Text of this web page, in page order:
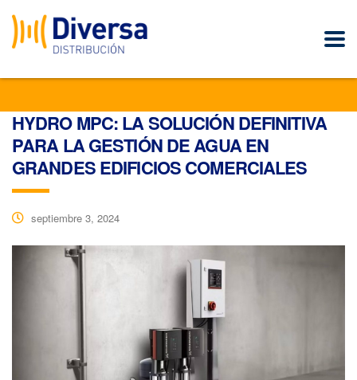
HYDRO MPC: LA SOLUCIÓN DEFINITIVA
PARA LA GESTIÓN DE AGUA EN
GRANDES EDIFICIOS COMERCIALES
septiembre 3, 2024